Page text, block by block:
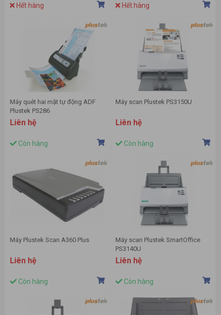
Hết hàng Hết hàng
Máy quét hai mặt tự động ADF
Plustek PS286
Liên hệ
Còn hàng
Máy scan Plustek PS3150U
Liên hệ
Còn hàng
Máy Plustek Scan A360 Plus
Liên hệ
Còn hàng
Máy scan Plustek SmartOffice
PS3140U
Liên hệ
Còn hàng